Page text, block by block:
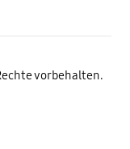
vorbehalten.